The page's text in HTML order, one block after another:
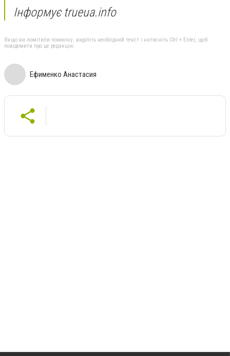
Інформує trueua.info
Якщо ви помітили помилку, виділіть необхідний текст і натисніть Ctrl + Enter, щоб
повідомити про це редакцію
Ефименко Анастасия